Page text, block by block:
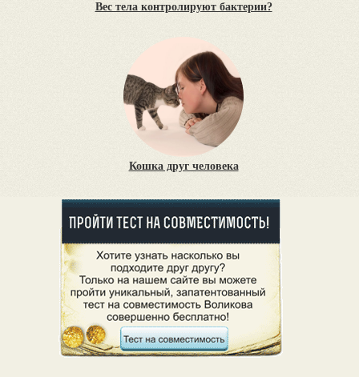
Вес тела контролируют бактерии?
Кошка друг человека